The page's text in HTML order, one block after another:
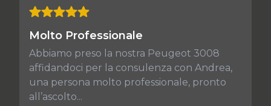
Molto Professionale
Abbiamo preso la nostra Peugeot 3008
affidandoci per la consulenza con Andrea,
una persona molto professionale, pronto
all’ascolto...